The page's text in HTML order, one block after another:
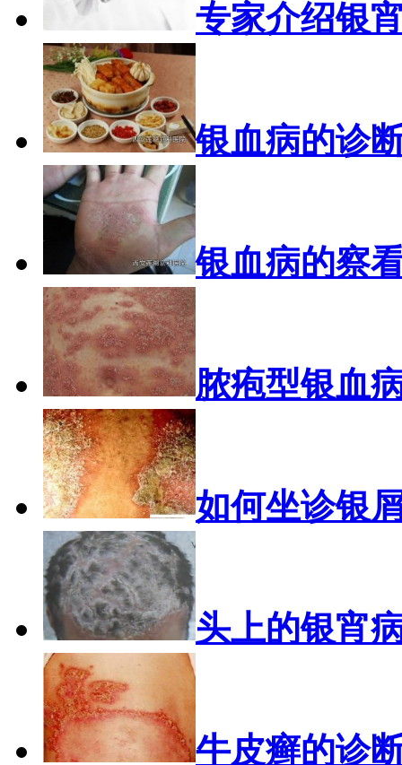
专家介绍银
银血病的诊
银血病的察
脓疱型银血
如何坐诊银
头上的银宵
牛皮癣的诊